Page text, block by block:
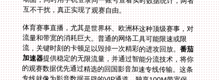
互不干扰，真正实现了观赛自由。
体育赛事直播，尤其是世界杯、欧洲杯这种顶级赛事，对
流量和带宽的消耗巨大。普通的网络工具可能限速或限
流，关键时刻的卡顿足以毁掉一次精彩的进攻回放。番茄
加速器提供稳定的无限流量，并通过智能分流技术，将你
的观赛数据优先通过精选的回国影音加速专线传输。这条
专线就像为影音数据开辟的VIP通道，独享100M带宽保
障，确保4K超高清画面也能丝滑呈现，让你不错过任何